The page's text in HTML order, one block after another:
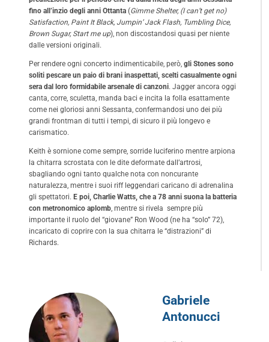
fino all’inzio degli anni Ottanta (Gimme Shelter, (I can’t get no)
Satisfaction, Paint It Black, Jumpin’ Jack Flash, Tumbling Dice,
Brown Sugar, Start me up), non discostandosi quasi per niente
dalle versioni originali.
Per rendere ogni concerto indimenticabile, però, gli Stones sono
soliti pescare un paio di brani inaspettati, scelti casualmente ogni
sera dal loro formidabile arsenale di canzoni. Jagger ancora oggi
canta, corre, sculetta, manda baci e incita la folla esattamente
come nei gloriosi anni Sessanta, confermandosi uno dei più
grandi frontman di tutti i tempi, di sicuro il più longevo e
carismatico.
Keith è sornione come sempre, sorride luciferino mentre arpiona
la chitarra scrostata con le dite deformate dall’artrosi,
sbagliando ogni tanto qualche nota con noncurante
naturalezza, mentre i suoi riff leggendari caricano di adrenalina
gli spettatori. E poi, Charlie Watts, che a 78 anni suona la batteria
con metronomico aplomb , mentre si rivela sempre più
importante il ruolo del “giovane” Ron Wood (ne ha “solo” 72),
incaricato di coprire con la sua chitarra le “distrazioni” di
Richards.
Gabriele
Antonucci